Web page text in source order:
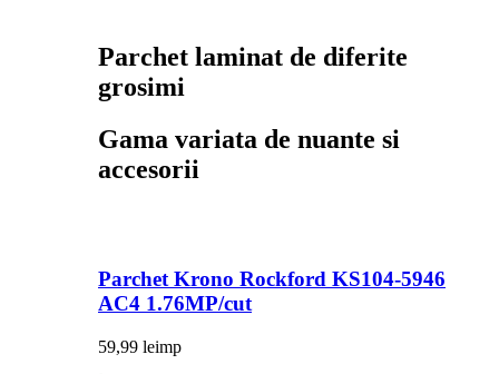
Parchet laminat de diferite
grosimi
Gama variata de nuante si
accesorii
Parchet Krono Rockford KS104-5946
AC4 1.76MP/cut
59,99 leimp